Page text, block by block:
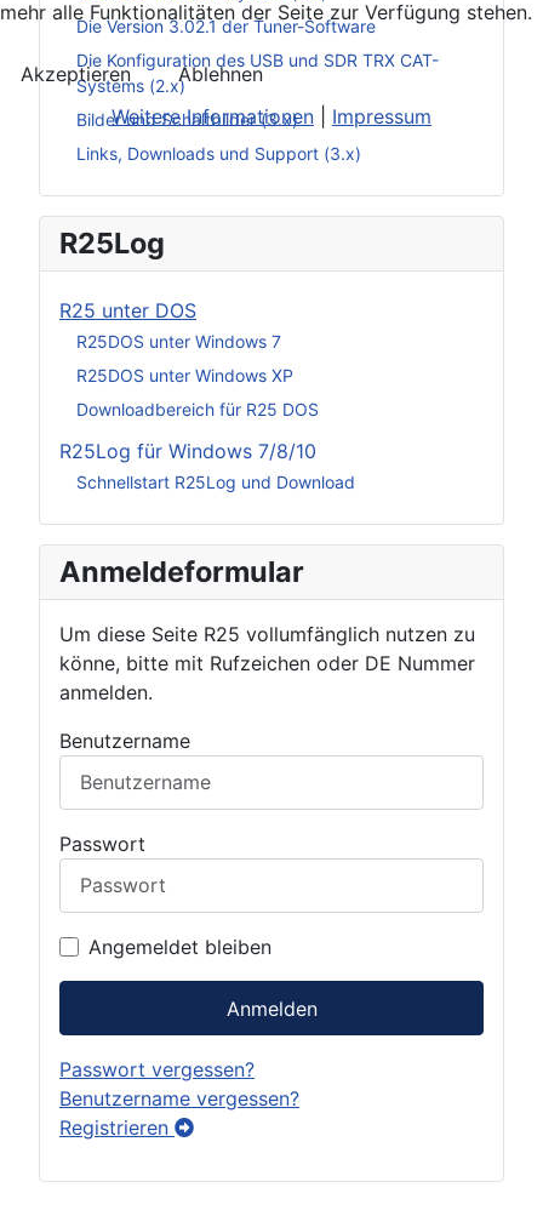
Die Version 3.02.1 der Tuner-Software
Die Konfiguration des USB und SDR TRX CAT-
Systems (2.x)
Bilder und Schaltbilder (3.x)
Links, Downloads und Support (3.x)
R25Log
R25 unter DOS
R25DOS unter Windows 7
R25DOS unter Windows XP
Downloadbereich für R25 DOS
R25Log für Windows 7/8/10
Schnellstart R25Log und Download
Anmeldeformular
Um diese Seite R25 vollumfänglich nutzen zu
könne, bitte mit Rufzeichen oder DE Nummer
anmelden.
Benutzername
Passwort
Angemeldet bleiben
Anmelden
Passwort vergessen?
Benutzername vergessen?
Registrieren
mehr alle Funktionalitäten der Seite zur Verfügung stehen.
Akzeptieren
Ablehnen
Weitere Informationen
Impressum